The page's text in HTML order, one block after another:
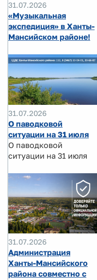
31.07.2026
«Музыкальная
экспедиция» в Ханты-
Мансийском районе!
31.07.2026
О паводковой
ситуации на 31 июля
О паводковой
ситуации на 31 июля
31.07.2026
Администрация
Ханты-Мансийского
района совместно с